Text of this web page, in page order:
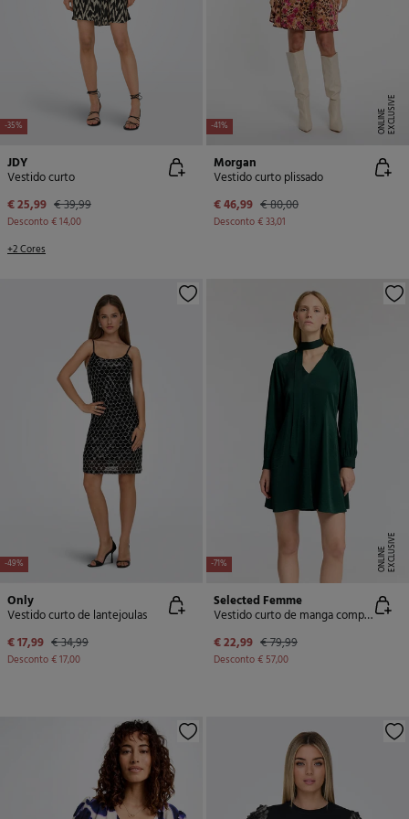
-35%
JDY
Vestido curto
€ 25,99 € 39,99
Desconto€ 14,00
+2 Cores
-41% E
X
C
L
U
SI
V
E
O
N
LI
N
E
Morgan
Vestido curto plissado
€ 46,99 € 80,00
Desconto€ 33,01
-49%
Only
Vestido curto de lantejoulas
€ 17,99 € 34,99
Desconto€ 17,00
-71% E
X
C
L
U
SI
V
E
O
N
LI
N
E
Selected Femme
Vestido curto de manga comprida confeccionado com Lenzing Ecovero.
€ 22,99 € 79,99
Desconto€ 57,00